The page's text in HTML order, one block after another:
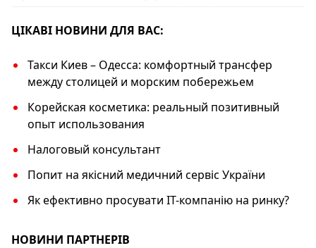
k
k
ЦІКАВІ НОВИНИ ДЛЯ ВАС:
Такси Киев – Одесса: комфортный трансфер
между столицей и морским побережьем
Корейская косметика: реальный позитивный
опыт использования
Налоговый консультант
Попит на якісний медичний сервіс України
Як ефективно просувати IT-компанію на ринку?
НОВИНИ ПАРТНЕРІВ